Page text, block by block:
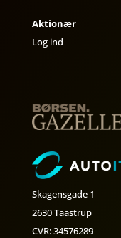
Aktionær
Log ind
Skagensgade 1
2630 Taastrup
CVR: 34576289